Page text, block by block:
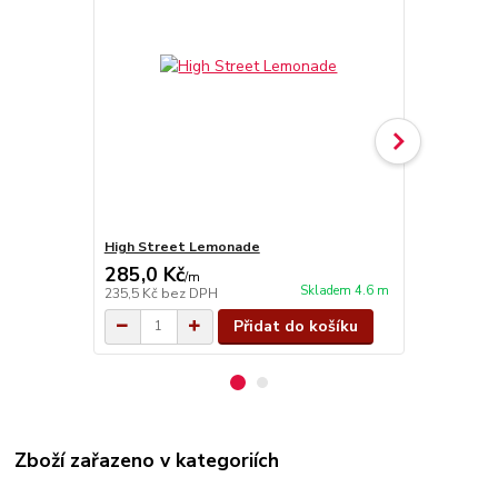
High Street Lemonade
285,0 Kč/m
235,5 Kč bez DPH Skladem 4.6 m
Přidat do košíku
Zboží zařazeno v kategoriích